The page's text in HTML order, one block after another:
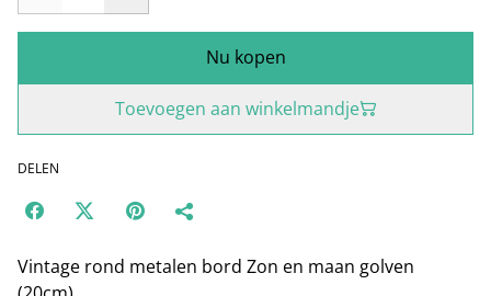
Nu kopen
Toevoegen aan winkelmandje
DELEN
Vintage rond metalen bord Zon en maan golven